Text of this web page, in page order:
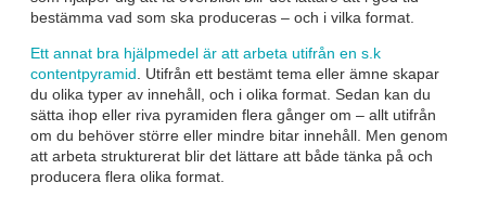
bestämma vad som ska produceras – och i vilka format.
Ett annat bra hjälpmedel är att arbeta utifrån en s.k
contentpyramid. Utifrån ett bestämt tema eller ämne skapar
du olika typer av innehåll, och i olika format. Sedan kan du
sätta ihop eller riva pyramiden flera gånger om – allt utifrån
om du behöver större eller mindre bitar innehåll. Men genom
att arbeta strukturerat blir det lättare att både tänka på och
producera flera olika format.